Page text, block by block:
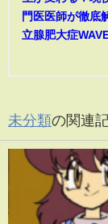
門医医師が徹底
立腺肥大症
未分類の関連